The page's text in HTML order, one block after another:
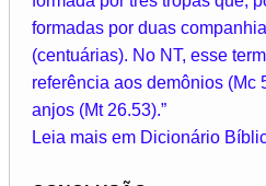
formadas por duas
(centuárias). No NT, esse
referência aos demônios (Mc
anjos (Mt 26.53).”
Leia mais em Dicionário